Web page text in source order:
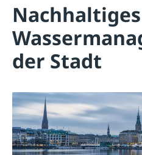
Nachhaltiges
der Stadt